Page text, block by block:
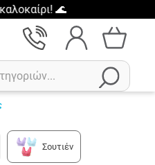
🌊
Σουτιέν